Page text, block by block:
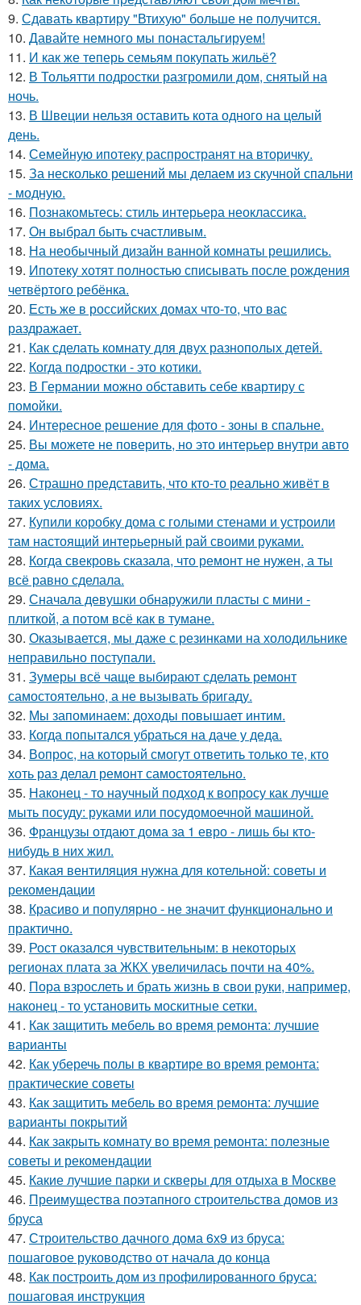
9. Сдавать квартиру "Втихую" больше не получится.
10. Давайте немного мы понастальгируем!
11. И как же теперь семьям покупать жильё?
12. В Тольятти подростки разгромили дом, снятый на
ночь.
13. В Швеции нельзя оставить кота одного на целый
день.
14. Семейную ипотеку распространят на вторичку.
15. За несколько решений мы делаем из скучной спальни
- модную.
16. Познакомьтесь: стиль интерьера неоклассика.
17. Он выбрал быть счастливым.
18. На необычный дизайн ванной комнаты решились.
19. Ипотеку хотят полностью списывать после рождения
четвёртого ребёнка.
20. Есть же в российских домах что-то, что вас
раздражает.
21. Как сделать комнату для двух разнополых детей.
22. Когда подростки - это котики.
23. В Германии можно обставить себе квартиру с
помойки.
24. Интересное решение для фото - зоны в спальне.
25. Вы можете не поверить, но это интерьер внутри авто
- дома.
26. Страшно представить, что кто-то реально живёт в
таких условиях.
27. Купили коробку дома с голыми стенами и устроили
там настоящий интерьерный рай своими руками.
28. Когда свекровь сказала, что ремонт не нужен, а ты
всё равно сделала.
29. Сначала девушки обнаружили пласты с мини -
плиткой, а потом всё как в тумане.
30. Оказывается, мы даже с резинками на холодильнике
неправильно поступали.
31. Зумеры всё чаще выбирают сделать ремонт
самостоятельно, а не вызывать бригаду.
32. Мы запоминаем: доходы повышает интим.
33. Когда попытался убраться на даче у деда.
34. Вопрос, на который смогут ответить только те, кто
хоть раз делал ремонт самостоятельно.
35. Наконец - то научный подход к вопросу как лучше
мыть посуду: руками или посудомоечной машиной.
36. Французы отдают дома за 1 евро - лишь бы кто-
нибудь в них жил.
37. Какая вентиляция нужна для котельной: советы и
рекомендации
38. Красиво и популярно - не значит функционально и
практично.
39. Рост оказался чувствительным: в некоторых
регионах плата за ЖКХ увеличилась почти на 40%.
40. Пора взрослеть и брать жизнь в свои руки, например,
наконец - то установить москитные сетки.
41. Как защитить мебель во время ремонта: лучшие
варианты
42. Как уберечь полы в квартире во время ремонта:
практические советы
43. Как защитить мебель во время ремонта: лучшие
варианты покрытий
44. Как закрыть комнату во время ремонта: полезные
советы и рекомендации
45. Какие лучшие парки и скверы для отдыха в Москве
46. Преимущества поэтапного строительства домов из
бруса
47. Строительство дачного дома 6х9 из бруса:
пошаговое руководство от начала до конца
48. Как построить дом из профилированного бруса:
пошаговая инструкция